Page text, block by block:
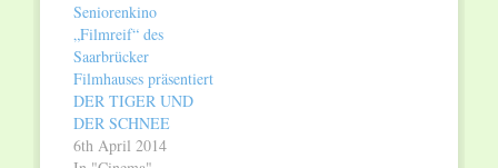
Seniorenkino
„Filmreif“ des
Saarbrücker
Filmhauses präsentiert
DER TIGER UND
DER SCHNEE
6th April 2014